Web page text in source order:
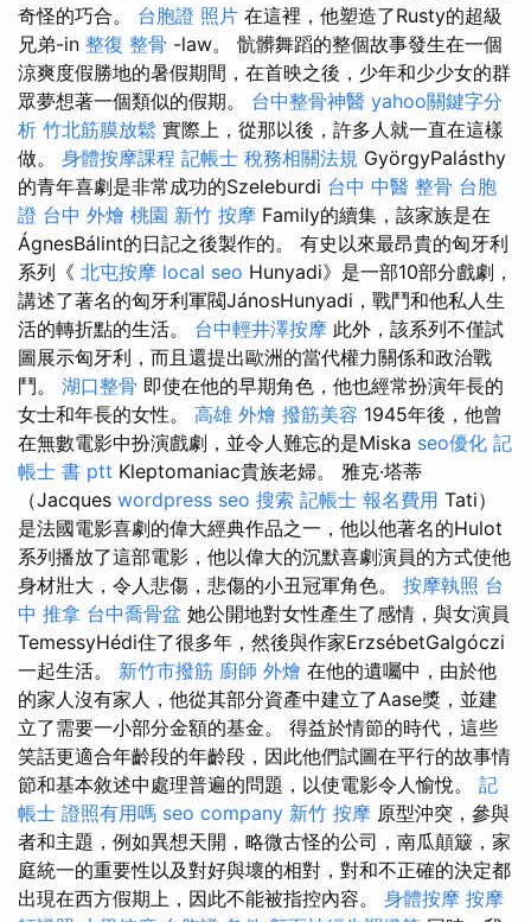
奇怪的巧合。 台胞證 照片 在這裡，他塑造了Rusty的超級
兄弟-in 整復 整骨 -law。 骯髒舞蹈的整個故事發生在一個
涼爽度假勝地的暑假期間，在首映之後，少年和少少女的群
眾夢想著一個類似的假期。 台中整骨神醫 yahoo關鍵字分
析 竹北筋膜放鬆 實際上，從那以後，許多人就一直在這樣
做。 身體按摩課程 記帳士 稅務相關法規 GyörgyPalásthy
的青年喜劇是非常成功的Szeleburdi 台中 中醫 整骨 台胞
證 台中 外燴 桃園 新竹 按摩 Family的續集，該家族是在
ÁgnesBálint的日記之後製作的。 有史以來最昂貴的匈牙利
系列《 北屯按摩 local seo Hunyadi》是一部10部分戲劇，
講述了著名的匈牙利軍閥JánosHunyadi，戰鬥和他私人生
活的轉折點的生活。 台中輕井澤按摩 此外，該系列不僅試
圖展示匈牙利，而且還提出歐洲的當代權力關係和政治戰
鬥。 湖口整骨 即使在他的早期角色，他也經常扮演年長的
女士和年長的女性。 高雄 外燴 撥筋美容 1945年後，他曾
在無數電影中扮演戲劇，並令人難忘的是Miska seo優化 記
帳士 書 ptt Kleptomaniac貴族老婦。 雅克·塔蒂
（Jacques wordpress seo 搜索 記帳士 報名費用 Tati）
是法國電影喜劇的偉大經典作品之一，他以他著名的Hulot
系列播放了這部電影，他以偉大的沉默喜劇演員的方式使他
身材壯大，令人悲傷，悲傷的小丑冠軍角色。 按摩執照 台
中 推拿 台中喬骨盆 她公開地對女性產生了感情，與女演員
TemessyHédi住了很多年，然後與作家ErzsébetGalgóczi
一起生活。 新竹市撥筋 廚師 外燴 在他的遺囑中，由於他
的家人沒有家人，他從其部分資產中建立了Aase獎，並建
立了需要一小部分金額的基金。 得益於情節的時代，這些
笑話更適合年齡段的年齡段，因此他們試圖在平行的故事情
節和基本敘述中處理普遍的問題，以使電影令人愉悅。 記
帳士 證照有用嗎 seo company 新竹 按摩 原型沖突，參與
者和主題，例如異想天開，略微古怪的公司，南瓜顛簸，家
庭統一的重要性以及對好與壞的相對，對和不正確的決定都
出現在西方假期上，因此不能被指控內容。 身體按摩 按摩